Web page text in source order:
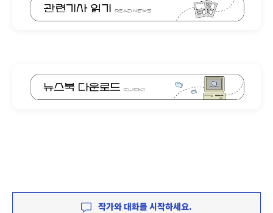
작가와 대화를 시작하세요.